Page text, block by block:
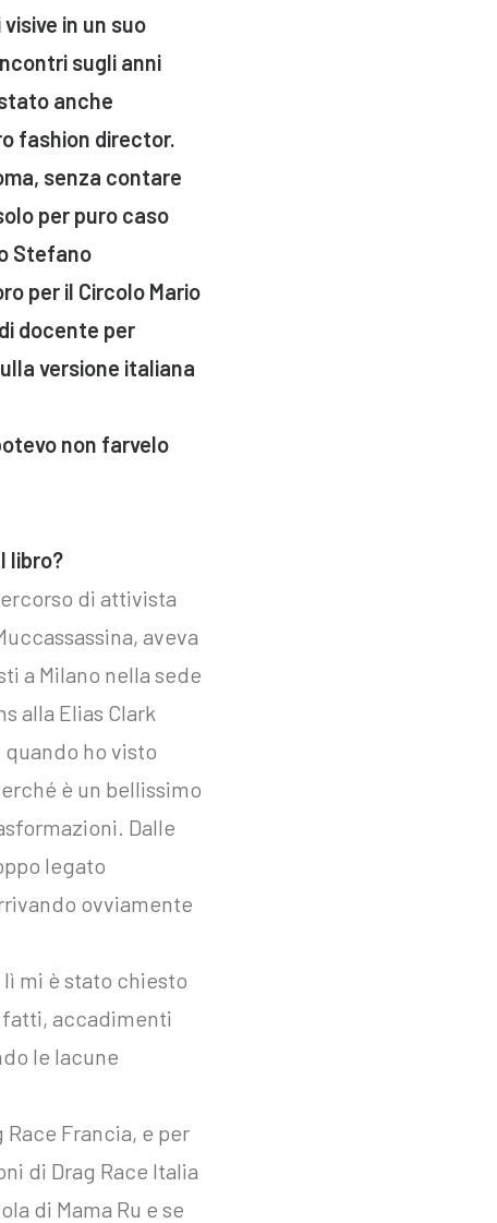
in un suo
sugli anni
anche
fashion director.
senza contare
per puro caso
Stefano
per il Circolo Mario
docente per
versione italiana
non farvelo
libro?
di attivista
aveva
a Milano nella sede
alla Elias Clark
quando ho visto
è un bellissimo
Dalle
legato
ovviamente
mi è stato chiesto
fatti, accadimenti
le lacune
Francia, e per
di Drag Race Italia
di Mama Ru e se